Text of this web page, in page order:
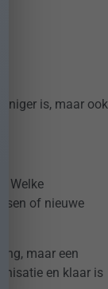
is, maar ook
Welke
of nieuwe
maar een
en klaar is